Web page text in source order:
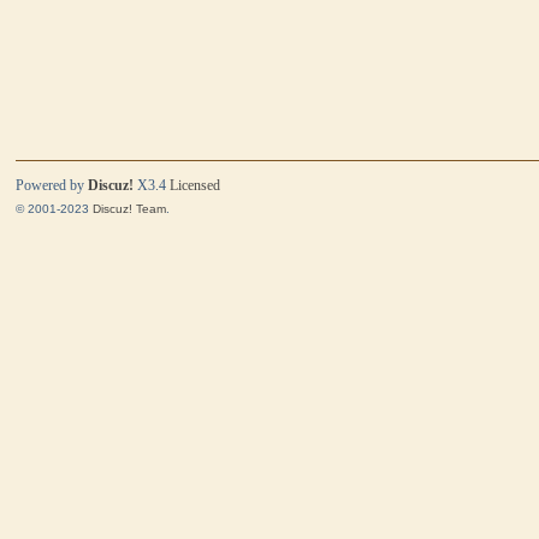
Powered byDiscuz! X3.4 Licensed
© 2001-2023Discuz! Team